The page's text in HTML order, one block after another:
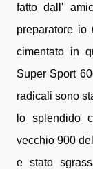
fatto dall'
preparatore io
cimentato in
Super Sport
radicali sono
lo splendido
vecchio 900
e stato